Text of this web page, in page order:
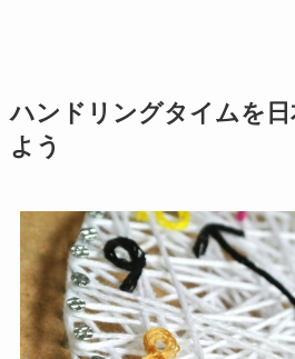
ハンドリングタイムを日
よう